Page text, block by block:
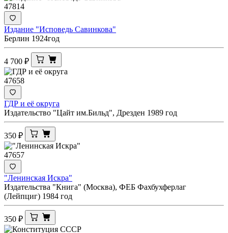
47814
Издание "Исповедь Савинкова"
Берлин 1924год
4 700 ₽
47658
ГДР и её округа
Издательство "Цайт им.Бильд", Дрезден 1989 год
350 ₽
47657
"Ленинская Искра"
Издательства "Книга" (Москва), ФЕБ Фахбухферлаг
(Лейпциг) 1984 год
350 ₽